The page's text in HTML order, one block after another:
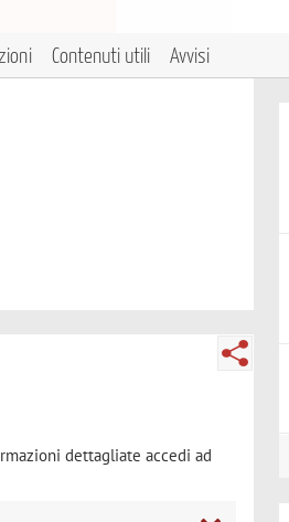
Contenuti utili Avvisi
dettagliate accedi ad